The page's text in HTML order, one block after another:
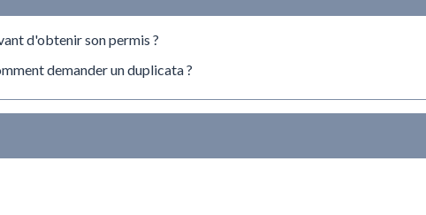
d'obtenir son permis ?
demander un duplicata ?